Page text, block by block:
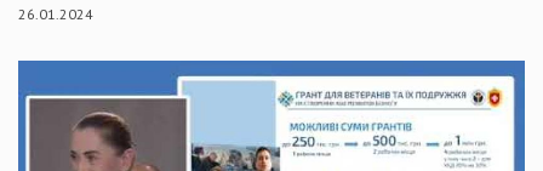
26.01.2024